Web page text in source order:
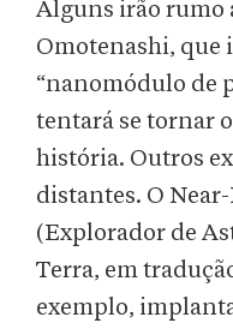
Alguns irão rumo
Omotenashi, que
“nanomódulo de
tentará se tornar
história. Outros
distantes. O
(Explorador de
Terra, em
exemplo,